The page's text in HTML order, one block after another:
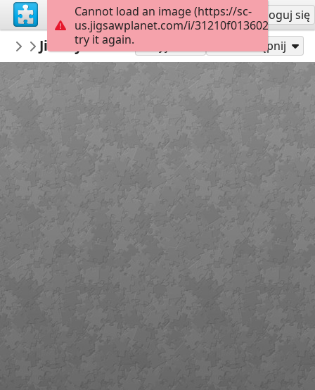
Załóż konto Zaloguj się
montgomerymfa
...
Jimmy Lee Sudduth_Log Cabin_Easy 36
Udostępnij
Cannot load an image (https://sc-
us.jigsawplanet.com/i/
try it again.